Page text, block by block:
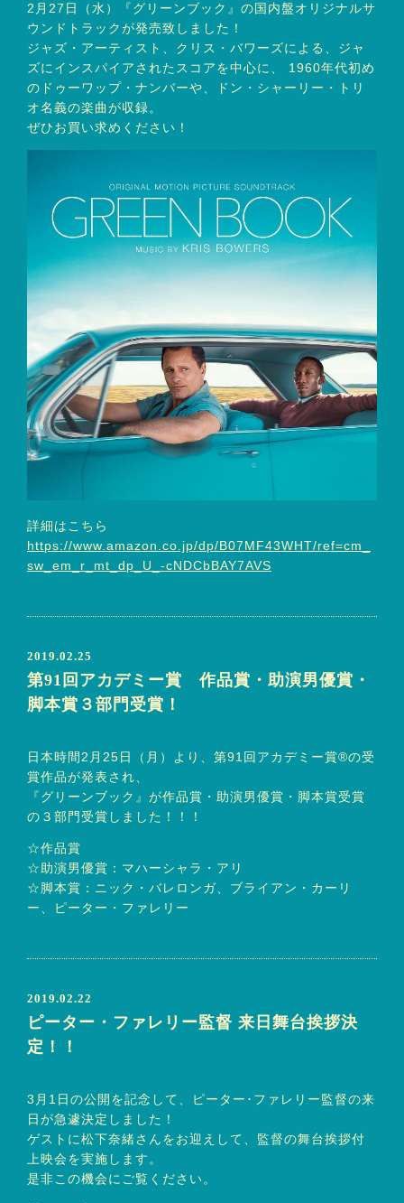
2月27日（水）『グリーンブック』の国内盤オリジナルサ
ウンドトラックが発売致しました！
ジャズ・アーティスト、クリス・バワーズによる、ジャ
ズにインスパイアされたスコアを中心に、 1960年代初め
のドゥーワップ・ナンバーや、ドン・シャーリー・トリ
オ名義の楽曲が収録。
ぜひお買い求めください！
詳細はこちら
https://www.amazon.co.jp/dp/B07MF43WHT/ref=cm_
sw_em_r_mt_dp_U_-cNDCbBAY7AVS
2019.02.25
第91回アカデミー賞 作品賞・助演男優賞・
脚本賞３部門受賞！
日本時間2月25日（月）より、第91回アカデミー賞®の受
賞作品が発表され、
『グリーンブック』が作品賞・助演男優賞・脚本賞受賞
の３部門受賞しました！！！
☆作品賞
☆助演男優賞：マハーシャラ・アリ
☆脚本賞：ニック・バレロンガ、ブライアン・カーリ
ー、ピーター・ファレリー
2019.02.22
ピーター・ファレリー監督 来日舞台挨拶決
定！！
3月1日の公開を記念して、ピーター･ファレリー監督の来
日が急遽決定しました！
ゲストに松下奈緒さんをお迎えして、監督の舞台挨拶付
上映会を実施します。
是非この機会にご覧ください。